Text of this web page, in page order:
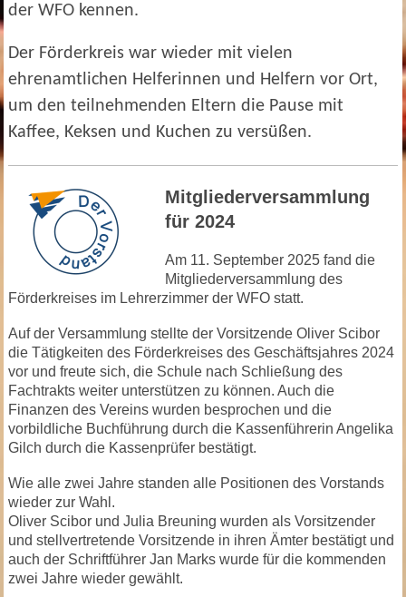
der WFO kennen.
Der Förderkreis war wieder mit vielen
ehrenamtlichen Helferinnen und Helfern vor Ort,
um den teilnehmenden Eltern die Pause mit
Kaffee, Keksen und Kuchen zu versüßen.
Mitgliederversammlung
für 2024
Am 11. September 2025 fand die
Mitgliederversammlung des
Förderkreises im Lehrerzimmer der WFO statt.
Auf der Versammlung stellte der Vorsitzende Oliver Scibor
die Tätigkeiten des Förderkreises des Geschäftsjahres 2024
vor und freute sich, die Schule nach Schließung des
Fachtrakts weiter unterstützen zu können. Auch die
Finanzen des Vereins wurden besprochen und die
vorbildliche Buchführung durch die Kassenführerin Angelika
Gilch durch die Kassenprüfer bestätigt.
Wie alle zwei Jahre standen alle Positionen des Vorstands
wieder zur Wahl.
Oliver Scibor und Julia Breuning wurden als Vorsitzender
und stellvertretende Vorsitzende in ihren Ämter bestätigt und
auch der Schriftführer Jan Marks wurde für die kommenden
zwei Jahre wieder gewählt.